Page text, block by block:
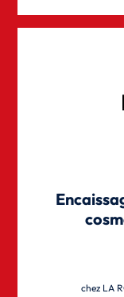
LA